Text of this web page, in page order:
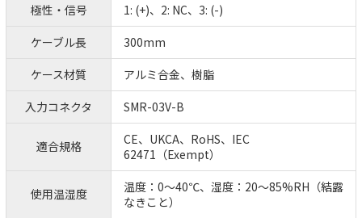
極性・信号
1: (+)、2: NC、3: (-)
ケーブル長
300mm
ケース材質
アルミ合金、樹脂
入力コネクタ
SMR-03V-B
適合規格
CE、UKCA、RoHS、IEC
62471（Exempt）
使用温湿度
温度：0～40℃、湿度：20～85%RH（結露
なきこと）